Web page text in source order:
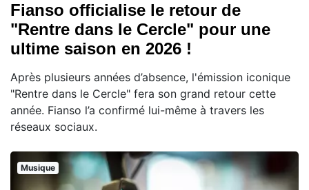
Fianso officialise le retour de
"Rentre dans le Cercle" pour une
ultime saison en 2026 !
Après plusieurs années d’absence, l'émission iconique
"Rentre dans le Cercle" fera son grand retour cette
année. Fianso l’a confirmé lui-même à travers les
réseaux sociaux.
Musique